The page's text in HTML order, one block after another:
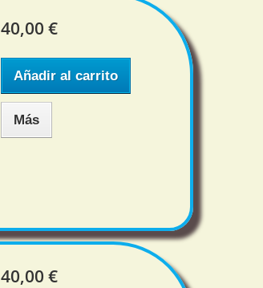
40,00 €
Añadir al carrito
Más
40,00 €